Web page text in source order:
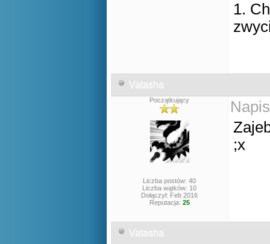
1.
Vatasha
Początkujący
Liczba postów: 40
Liczba wątków: 10
Dołączył: Feb 2016
Reputacja: 25
;x
Vatasha